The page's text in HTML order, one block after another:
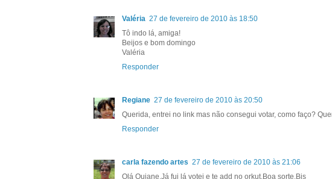
Valéria 27 de fevereiro de 2010 às 18:50
Tô indo lá, amiga!
Beijos e bom domingo
Valéria
Responder
Regiane 27 de fevereiro de 2010 às 20:50
Querida, entrei no link mas não consegui votar, como faço?
Responder
carla fazendo artes 27 de fevereiro de 2010 às 21:06
Olá Quiane.Já fui lá votei e te add no orkut.Boa sorte.Bjs